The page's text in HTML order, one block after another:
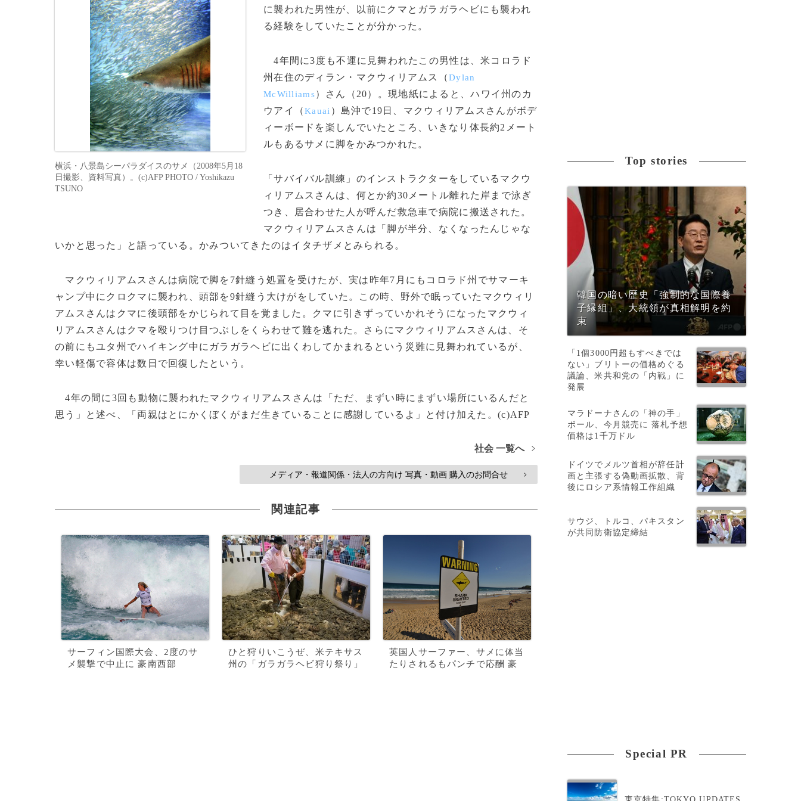
横浜・八景島シーパラダイスのサメ（2008年5月18
日撮影、資料写真）。(c)AFP PHOTO / Yoshikazu
TSUNO
に襲われた男性が、以前にクマとガラガラヘビにも襲われ
る経験をしていたことが分かった。
4年間に3度も不運に見舞われたこの男性は、米コロラド
州在住のディラン・マクウィリアムス（Dylan
McWilliams）さん（20）。現地紙によると、ハワイ州のカ
ウアイ（Kauai ）島沖で19日、マクウィリアムスさんがボデ
ィーボードを楽しんでいたところ、いきなり体長約2メート
ルもあるサメに脚をかみつかれた。
「サバイバル訓練」のインストラクターをしているマクウ
ィリアムスさんは、何とか約30メートル離れた岸まで泳ぎ
つき、居合わせた人が呼んだ救急車で病院に搬送された。
マクウィリアムスさんは「脚が半分、なくなったんじゃな
いかと思った」と語っている。かみついてきたのはイタチザメとみられる。
マクウィリアムスさんは病院で脚を7針縫う処置を受けたが、実は昨年7月にもコロラド州でサマーキ
ャンプ中にクロクマに襲われ、頭部を9針縫う大けがをしていた。この時、野外で眠っていたマクウィリ
アムスさんはクマに後頭部をかじられて目を覚ました。クマに引きずっていかれそうになったマクウィ
リアムスさんはクマを殴りつけ目つぶしをくらわせて難を逃れた。さらにマクウィリアムスさんは、そ
の前にもユタ州でハイキング中にガラガラヘビに出くわしてかまれるという災難に見舞われているが、
幸い軽傷で容体は数日で回復したという。
4年の間に3回も動物に襲われたマクウィリアムスさんは「ただ、まずい時にまずい場所にいるんだと
思う」と述べ、「両親はとにかくぼくがまだ生きていることに感謝しているよ」と付け加えた。(c)AFP
社会 一覧へ >
メディア・報道関係・法人の方向け 写真・動画 購入のお問合せ >
関連記事
サーフィン国際大会、2度のサ
メ襲撃で中止に 豪南西部
ひと狩りいこうぜ、米テキサス
州の「ガラガラヘビ狩り祭り」
英国人サーファー、サメに体当
たりされるもパンチで応酬 豪
Top stories
韓国の暗い歴史「強制的な国際養
子縁組」、大統領が真相解明を約
束
「1個3000円超もすべきでは
ない」ブリトーの価格めぐる
議論、米共和党の「内戦」に
発展
マラドーナさんの「神の手」
ボール、今月競売に 落札予想
価格は1千万ドル
ドイツでメルツ首相が辞任計
画と主張する偽動画拡散、背
後にロシア系情報工作組織
サウジ、トルコ、パキスタン
が共同防衛協定締結
Special PR
東京特集:TOKYO UPDATES